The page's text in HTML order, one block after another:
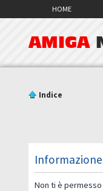
HOME
AMIGA
Indice
Informazione
Non ti è